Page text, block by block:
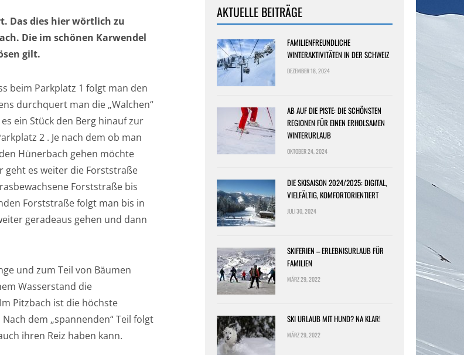
Das dies hier wörtlich zu
Die im schönen Karwendel
gilt.
beim Parkplatz 1 folgt man den
durchquert man die „Walchen“
ein Stück den Berg hinauf zur
2 . Je nach dem ob man
Hünerbach gehen möchte
geht es weiter die Forststraße
Forststraße bis
Forststraße folgt man bis in
geradeaus gehen und dann
und zum Teil von Bäumen
Wasserstand die
Pitzbach ist die höchste
dem „spannenden“ Teil folgt
ihren Reiz haben kann.
AKTUELLE BEITRÄGE
FAMILIENFREUNDLICHE
WINTERAKTIVITÄTEN IN DER SCHWEIZ
DEZEMBER 18, 2024
AB AUF DIE PISTE: DIE SCHÖNSTEN
REGIONEN FÜR EINEN ERHOLSAMEN
WINTERURLAUB
OKTOBER 24, 2024
DIE SKISAISON 2024/2025: DIGITAL,
VIELFÄLTIG, KOMFORTORIENTIERT
JULI 30, 2024
SKIFERIEN – ERLEBNISURLAUB FÜR
FAMILIEN
MÄRZ 29, 2022
SKI URLAUB MIT HUND? NA KLAR!
MÄRZ 29, 2022